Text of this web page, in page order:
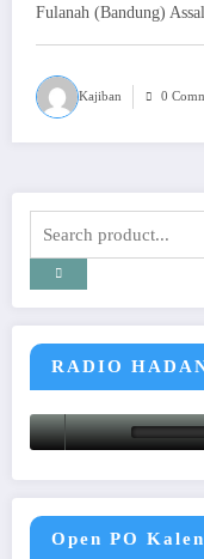
Fulanah (Bandung)
Kajiban 0
RADIO
Open PO